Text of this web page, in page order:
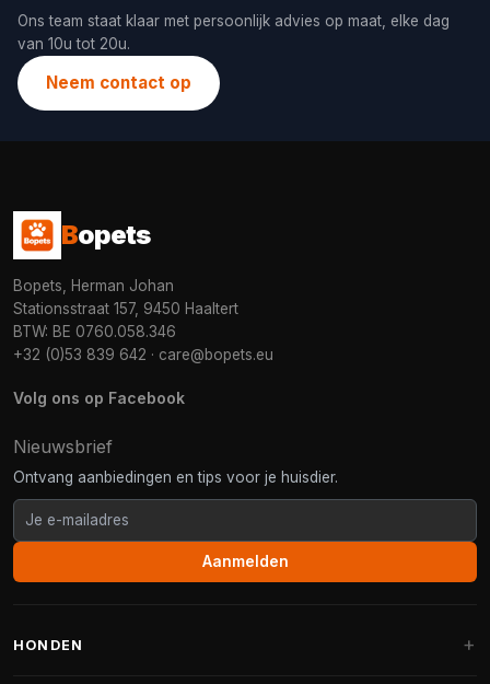
Ons team staat klaar met persoonlijk advies op maat, elke dag
van 10u tot 20u.
Neem contact op
Bopets
Bopets, Herman Johan
Stationsstraat 157, 9450 Haaltert
BTW: BE 0760.058.346
+32 (0)53 839 642 · care@bopets.eu
Volg ons op Facebook
Nieuwsbrief
Ontvang aanbiedingen en tips voor je huisdier.
Aanmelden
HONDEN